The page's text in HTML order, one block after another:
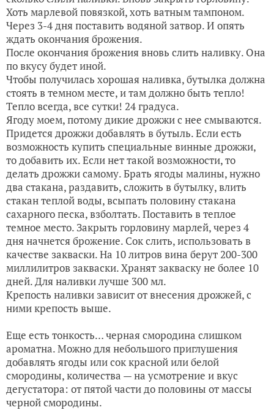
Хоть марлевой повязкой, хоть ватным тампоном.
Через 3-4 дня поставить водяной затвор. И опять
ждать окончания брожения.
После окончания брожения вновь слить наливку. Она
по вкусу будет иной.
Чтобы получилась хорошая наливка, бутылка должна
стоять в темном месте, и там должно быть тепло!
Тепло всегда, все сутки! 24 градуса.
Ягоду моем, потому дикие дрожжи с нее смываются.
Придется дрожжи добавлять в бутыль. Если есть
возможность купить специальные винные дрожжи,
то добавить их. Если нет такой возможности, то
делать дрожжи самому. Брать ягоды малины, нужно
два стакана, раздавить, сложить в бутылку, влить
стакан теплой воды, всыпать половину стакана
сахарного песка, взболтать. Поставить в теплое
темное место. Закрыть горловину марлей, через 4
дня начнется брожение. Сок слить, использовать в
качестве закваски. На 10 литров вина берут 200-300
миллилитров закваски. Хранят закваску не более 10
дней. Для наливки лучше 300 мл.
Крепость наливки зависит от внесения дрожжей, с
ними крепость выше.
Еще есть тонкость… черная смородина слишком
ароматна. Можно для небольшого приглушения
добавлять ягоды или сок красной или белой
смородины, количества — на усмотрение и вкус
дегустатора: от пятой части до половины от массы
черной смородины.